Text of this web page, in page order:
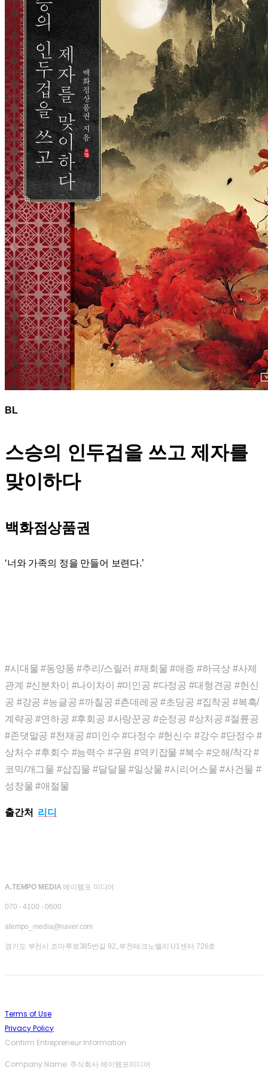
BL
스승의 인두겁을 쓰고제자를
맞이하다
백화점상품권
‘너와 가족의 정을 만들어 보련다.’
#시대물 #동양풍 #추리/스릴러 #재회물 #애증 #하극상 #사제
관계 #신분차이 #나이차이 #미인공 #다정공 #대형견공 #헌신
공 #강공 #능글공 #까칠공 #츤데레공 #초딩공 #집착공 #복흑/
계략공 #연하공 #후회공 #사랑꾼공 #순정공 #상처공 #절륜공
#존댓말공 #천재공 #미인수 #다정수 #헌신수 #강수 #단정수 #
상처수 #후회수 #능력수 #구원 #역키잡물 #복수 #오해/착각 #
코믹/개그물 #삽집물 #달달물 #일상물 #시리어스물 #사건물 #
성장물 #애절물
출간처 리디
A.TEMPO MEDIA 에이템포 미디어
070 - 4100 - 0600
atempo_media@naver.com
경기도 부천시 조마루로385번길 92, 부천테크노밸리 U1센터 726호
Terms of Use
Privacy Policy
Confirm Entrepreneur Information
Company Name: 주식회사 에이템포미디어